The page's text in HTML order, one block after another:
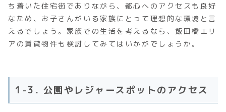
ち着いた住宅街でありながら、都心へのアクセスも良好
なため、お子さんがいる家族にとって理想的な環境と言
えるでしょう。家族での生活を考えるなら、飯田橋エリ
アの賃貸物件も検討してみてはいかがでしょうか。
1-3. 公園やレジャースポットのアクセス